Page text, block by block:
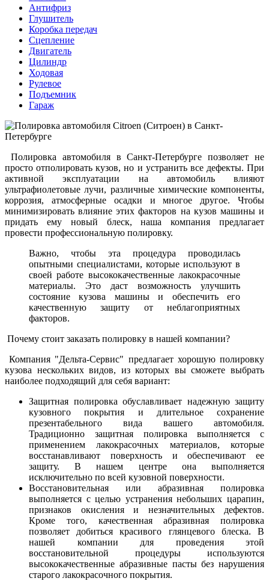
Антифриз
Глушитель
Коробка передач
Сцепление
Двигатель
Цилиндр
Ходовая
Рулевое
Подъемник
Гараж
Полировка автомобиля в Санкт-Петербурге позволяет не
просто отполировать кузов, но и устранить все дефекты. При
активной эксплуатации на автомобиль влияют
ультрафиолетовые лучи, различные химические компоненты,
коррозия, атмосферные осадки и многое другое. Чтобы
минимизировать влияние этих факторов на кузов машины и
придать ему новый блеск, наша компания предлагает
провести профессиональную полировку.
Важно, чтобы эта процедура проводилась
опытными специалистами, которые используют в
своей работе высококачественные лакокрасочные
материалы. Это даст возможность улучшить
состояние кузова машины и обеспечить его
качественную защиту от неблагоприятных
факторов.
Почему стоит заказать полировку в нашей компании?
Компания "Дельта-Сервис" предлагает хорошую полировку
кузова нескольких видов, из которых вы сможете выбрать
наиболее подходящий для себя вариант:
Защитная полировка обуславливает надежную защиту
кузовного покрытия и длительное сохранение
презентабельного вида вашего автомобиля.
Традиционно защитная полировка выполняется с
применением лакокрасочных материалов, которые
восстанавливают поверхность и обеспечивают ее
защиту. В нашем центре она выполняется
исключительно по всей кузовной поверхности.
Восстановительная или абразивная полировка
выполняется с целью устранения небольших царапин,
признаков окисления и незначительных дефектов.
Кроме того, качественная абразивная полировка
позволяет добиться красивого глянцевого блеска. В
нашей компании для проведения этой
восстановительной процедуры используются
высококачественные абразивные пасты без нарушения
старого лакокрасочного покрытия.